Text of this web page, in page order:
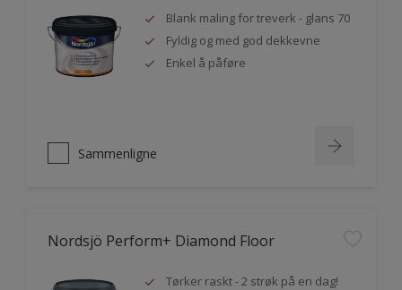
Blank maling for treverk - glans 70
Fyldig og med god dekkevne
Enkel å påføre
Sammenligne
Nordsjö Perform+ Diamond Floor
Tørker raskt - 2 strøk på en dag!